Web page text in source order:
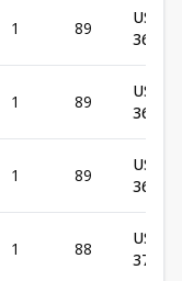
1 89
US$
1 89
US$
1 89
US$
1 88
US$